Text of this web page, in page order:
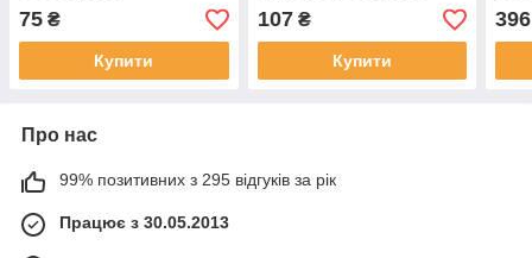
75 ₴
Купити
107₴
Купити
396
Про нас
99% позитивних з 295 відгуків за рік
Працює з 30.05.2013